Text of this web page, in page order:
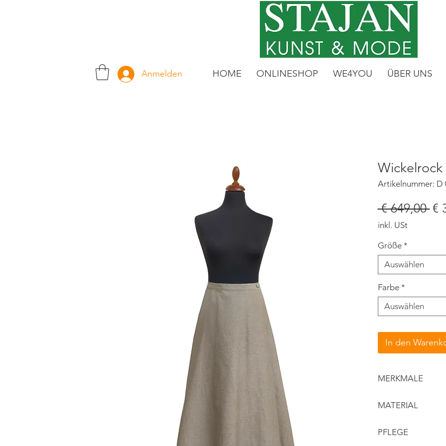
HOME ONLINESHOP WE4YOU ÜBER UNS
Anmelden
Wickelrock
Artikelnummer: D
€ 649,00 €
inkl. USt
Größe *
Auswählen
Farbe *
Auswählen
In den
MERKMALE
schmaler Bund
Abschluss mit
MATERIAL
Saum: Loden
PFLEGE